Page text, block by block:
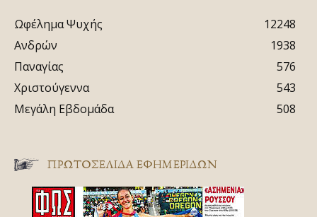
Ωφέλημα Ψυχής
12248
Ανδρών
1938
Παναγίας
576
Χριστούγεννα
543
Μεγάλη Εβδομάδα
508
ΠΡΩΤΟΣΈΛΙΔΑ ΕΦΗΜΕΡΊΔΩΝ